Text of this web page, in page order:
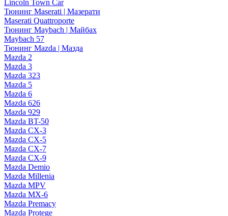
Lincoln Town Car
Тюнинг Maserati | Мазерати
Maserati Quattroporte
Тюнинг Maybach | Майбах
Maybach 57
Тюнинг Mazda | Мазда
Mazda 2
Mazda 3
Mazda 323
Mazda 5
Mazda 6
Mazda 626
Mazda 929
Mazda BT-50
Mazda CX-3
Mazda CX-5
Mazda CX-7
Mazda CX-9
Mazda Demio
Mazda Millenia
Mazda MPV
Mazda MX-6
Mazda Premacy
Mazda Protege